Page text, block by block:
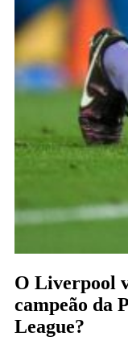
O Liverpool
campeão da
League?